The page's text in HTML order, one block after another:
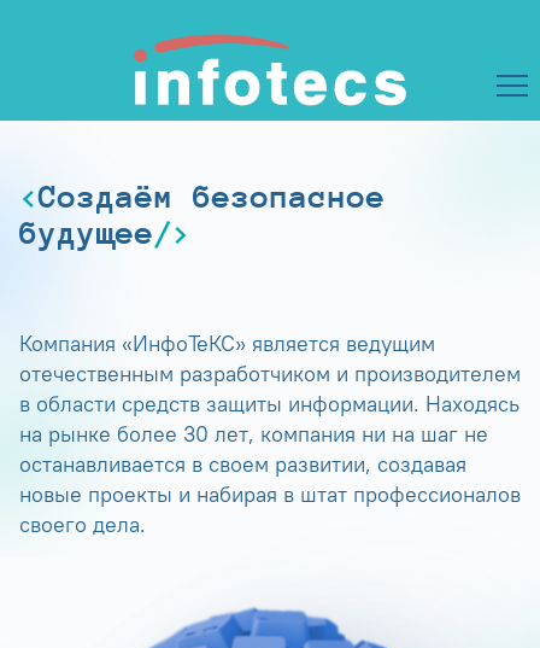
Создаём безопасное
будущее
Компания «ИнфоТеКС» является ведущим
отечественным разработчиком и производителем
в области средств защиты информации. Находясь
на рынке более 30 лет, компания ни на шаг не
останавливается в своем развитии, создавая
новые проекты и набирая в штат профессионалов
своего дела.